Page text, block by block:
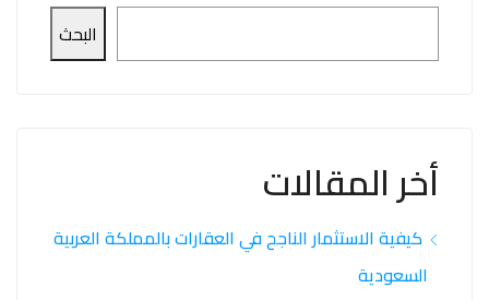
البحث
أخر المقالات
كيفية الاستثمار الناجح في العقارات بالمملكة العربية
السعودية